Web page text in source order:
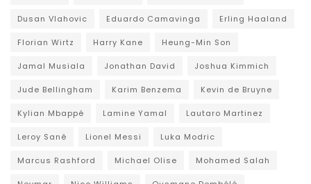
Dusan Vlahovic Eduardo Camavinga Erling Haaland
Florian Wirtz Harry Kane Heung-Min Son
Jamal Musiala Jonathan David Joshua Kimmich
Jude Bellingham Karim Benzema Kevin de Bruyne
Kylian Mbappé Lamine Yamal Lautaro Martinez
Leroy Sané Lionel Messi Luka Modric
Marcus Rashford Michael Olise Mohamed Salah